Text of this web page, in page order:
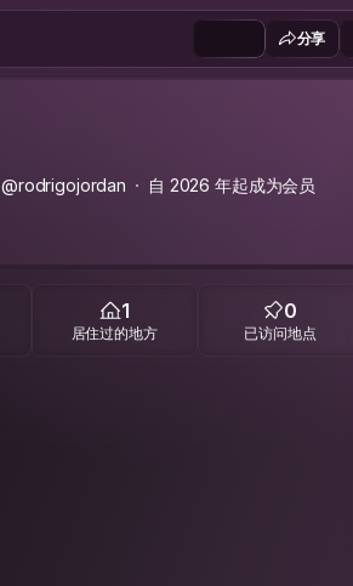
分享
@rodrigojordan 自 2026 年起成为会员
1
居住过的地方
0
已访问地点